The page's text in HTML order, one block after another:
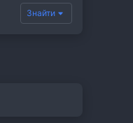
Знайти